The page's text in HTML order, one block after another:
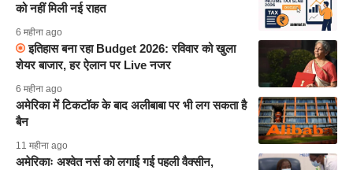
को नहीं मिली नई राहत
6 महीना ago
इतिहास बना रहा Budget 2026: रविवार को खुला
शेयर बाजार, हर ऐलान पर Live नजर
6 महीना ago
अमेरिका में टिकटॉक के बाद अलीबाबा पर भी लग सकता है
बैन
11 महीना ago
अमेरिकाः अश्वेत नर्स को लगाई गई पहली वैक्सीन,